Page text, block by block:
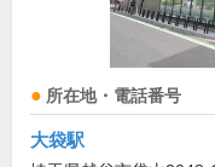
所在地・電話番号
大袋駅